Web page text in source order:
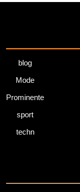
blog
Mode
Prominente
sport
techn